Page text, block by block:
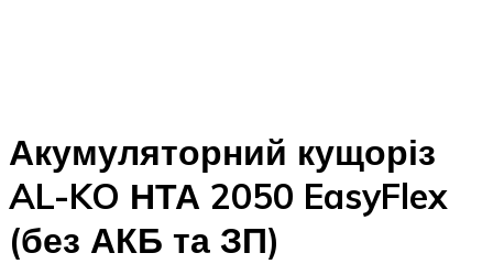
Акумуляторний кущоріз
AL-KO НТА 2050 EasyFlex
(без АКБ та ЗП)